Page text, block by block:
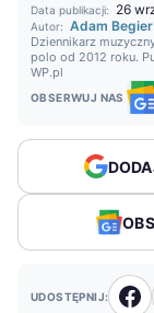
Data publikacji: 26
Autor: Adam Begier
Dziennikarz
polo od 2012 roku.
WP.pl
OBSERWUJ NAS
UDOSTĘPNIJ: